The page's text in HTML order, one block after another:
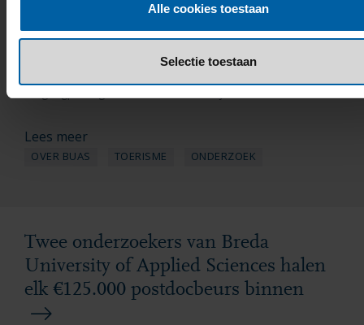
Alle cookies toestaan
Selectie toestaan
Lees meer
OVER BUAS TOERISME ONDERZOEK
Twee onderzoekers van Breda
University of Applied Sciences halen
elk €125.000 postdocbeurs binnen